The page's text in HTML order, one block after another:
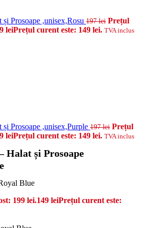
Prosoape ,unisex,Rosu 197lei Prețul
leiPrețul curent este: 149 lei. TVA inclus
Prosoape ,unisex,Purple 197lei Prețul
leiPrețul curent este: 149 lei. TVA inclus
Halat și Prosoape
Blue
199 lei.149 leiPrețul curent este: